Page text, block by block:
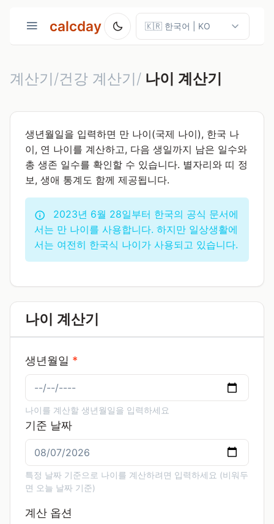
calcday
계산기/건강 계산기/ 나이 계산기
생년월일을 입력하면 만 나이(국제 나이), 한국 나
이, 연 나이를 계산하고, 다음 생일까지 남은 일수와
총 생존 일수를 확인할 수 있습니다. 별자리와 띠 정
보, 생애 통계도 함께 제공됩니다.
2023년 6월 28일부터 한국의 공식 문서에
서는 만 나이를 사용합니다. 하지만 일상생활에
서는 여전히 한국식 나이가 사용되고 있습니다.
나이 계산기
생년월일 *
나이를 계산할 생년월일을 입력하세요
기준 날짜
특정 날짜 기준으로 나이를 계산하려면 입력하세요 (비워두
면 오늘 날짜 기준)
계산 옵션